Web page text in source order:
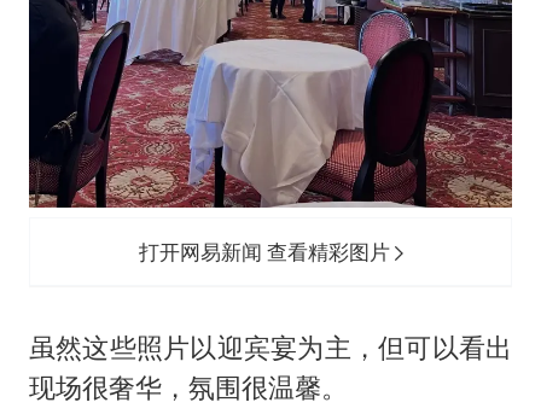
打开网易新闻 查看精彩图片
虽然这些照片以迎宾宴为主，但可以看出
现场很奢华，氛围很温馨。